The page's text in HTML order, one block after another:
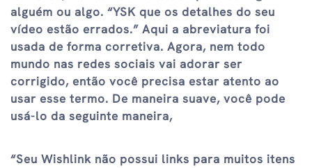
alguém ou algo. “YSK que os detalhes do seu
vídeo estão errados.” Aqui a abreviatura foi
usada de forma corretiva. Agora, nem todo
mundo nas redes sociais vai adorar ser
corrigido, então você precisa estar atento ao
usar esse termo. De maneira suave, você pode
usá-lo da seguinte maneira,
“Seu Wishlink não possui links para muitos itens